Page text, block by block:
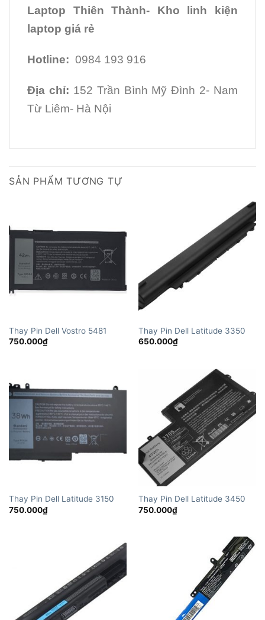
Laptop Thiên Thành- Kho linh kiện
laptop giá rẻ
Hotline: 0984 193 916
Địa chỉ: 152 Trần Bình Mỹ Đình 2- Nam
Từ Liêm- Hà Nội
SẢN PHẨM TƯƠNG TỰ
Thay Pin Dell Vostro 5481
750.000₫
Thay Pin Dell Latitude 3350
650.000₫
Thay Pin Dell Latitude 3150
750.000₫
Thay Pin Dell Latitude 3450
750.000₫